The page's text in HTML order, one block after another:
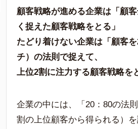
顧客戦略が進める企業は「顧
く捉えた顧客戦略をとる」
たどり着けない企業は「顧客
チ）の法則で捉えて、
上位2割に注力する顧客戦略を
企業の中には、「20：80の法
割の上位顧客から得られる）